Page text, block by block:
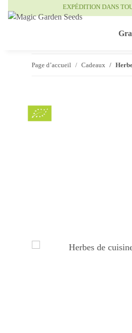
EXPÉDITION DANS
Page d’accueil Cadeaux